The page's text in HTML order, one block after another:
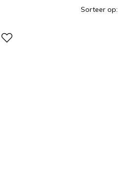
Sorteer op: